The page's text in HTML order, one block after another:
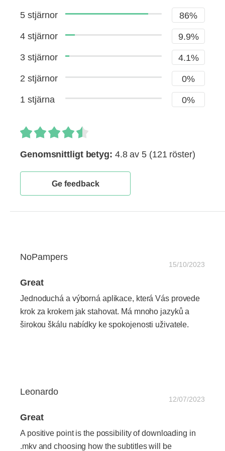
5 stjärnor 86%
4 stjärnor 9.9%
3 stjärnor 4.1%
2 stjärnor 0%
1 stjärna 0%
Genomsnittligt betyg: 4.8 av 5 (121 röster)
Ge feedback
NoPampers
15/10/2023
Great
Jednoduchá a výborná aplikace, která Vás provede
krok za krokem jak stahovat. Má mnoho jazyků a
širokou škálu nabídky ke spokojenosti uživatele.
Leonardo
12/07/2023
Great
A positive point is the possibility of downloading in
.mkv and choosing how the subtitles will be